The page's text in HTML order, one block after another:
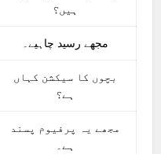
ہیں؟
مجھے رسید چاہیے۔
بچوں کا سیکشن کہاں
ہے؟
مجھے یہ پرفیوم پسند
ہے۔